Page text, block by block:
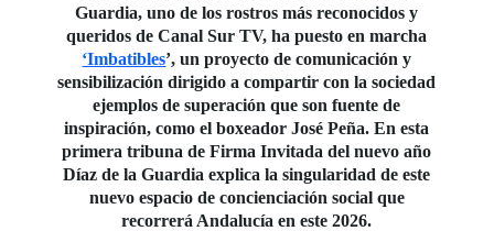
Guardia, uno de los rostros más reconocidos y
queridos de Canal Sur TV, ha puesto en marcha
‘Imbatibles’, un proyecto de comunicación y
sensibilización dirigido a compartir con la sociedad
ejemplos de superación que son fuente de
inspiración, como el boxeador José Peña. En esta
primera tribuna de Firma Invitada del nuevo año
Díaz de la Guardia explica la singularidad de este
nuevo espacio de concienciación social que
recorrerá Andalucía en este 2026.